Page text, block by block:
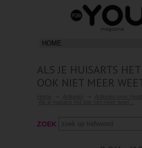
ALS JE HUISARTS HET
OOK NIET MEER
ZOEK